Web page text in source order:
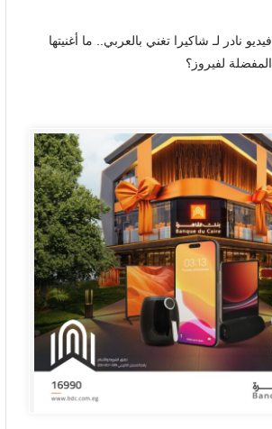
فيديو نادر لـ شاكيرا تغني بالعربي.. ما أغنيتها
المفضلة لفيروز؟